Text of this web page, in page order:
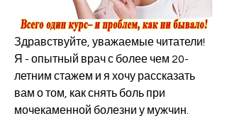
Здравствуйте, уважаемые читатели!
Я - опытный врач с более чем 20-
летним стажем и я хочу рассказать
вам о том, как снять боль при
мочекаменной болезни у мужчин.